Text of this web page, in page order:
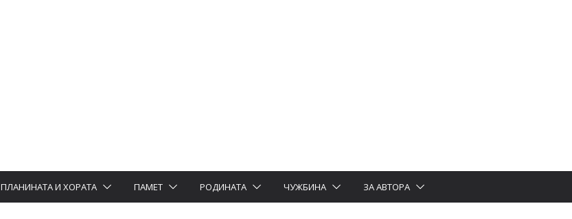
ПЛАНИНАТА И ХОРАТА ПАМЕТ РОДИНАТА ЧУЖБИНА ЗА АВТОРА